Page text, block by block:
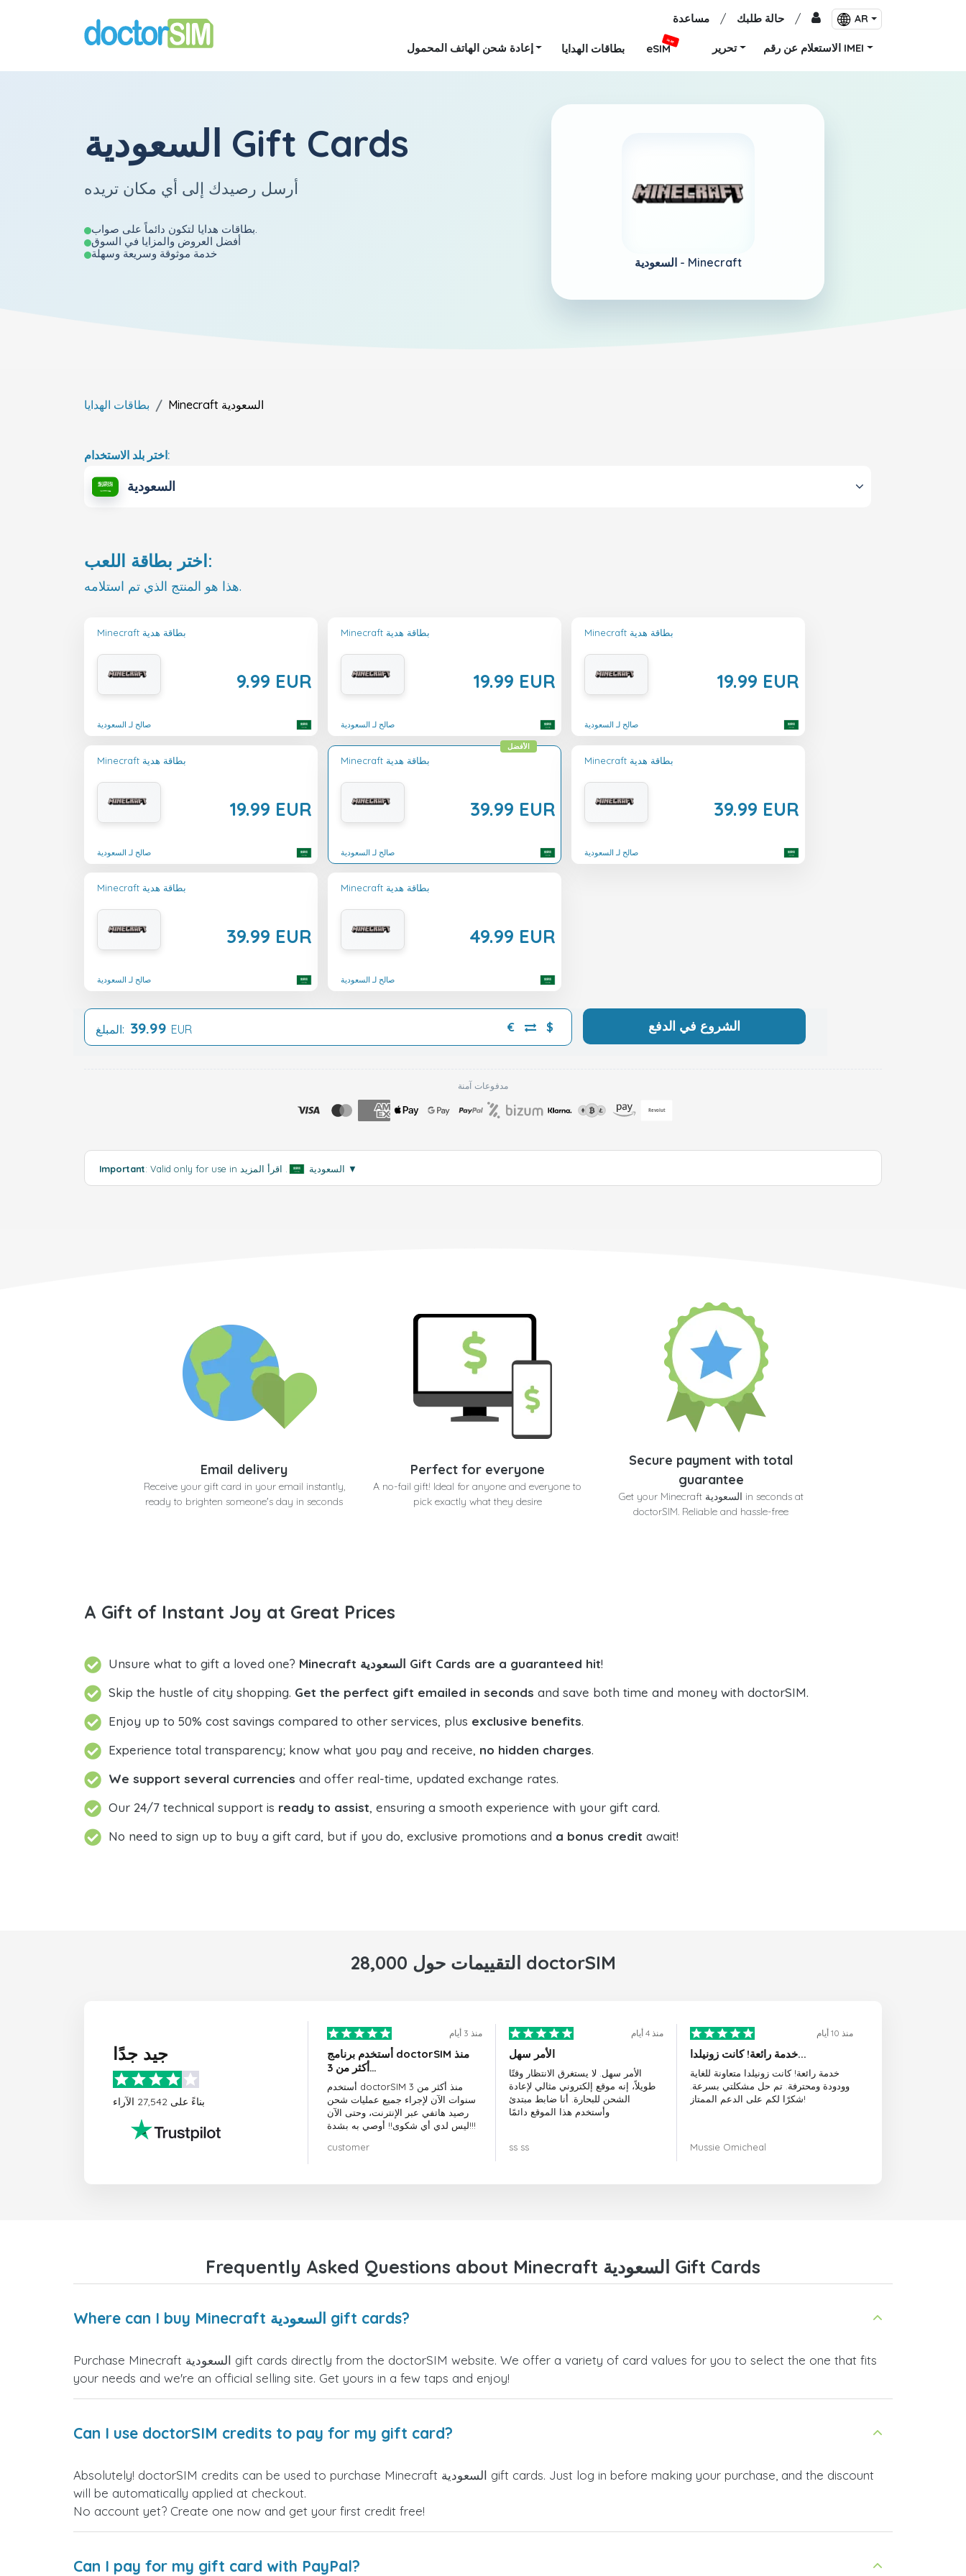
مساعدة / حالة طلبك / AR
إعادة شحن الهاتف المحمول بطاقات الهدايا eSIM
جديد
تحرير الاستعلام عن رقم IMEI
السعودية Gift Cards
أرسل رصيدك إلى أي مكان تريده
بطاقات هدايا لتكون دائماً على صواب.
أفضل العروض والمزايا في السوق
خدمة موثوقة وسريعة وسهلة
السعودية - Minecraft
بطاقات الهدايا Minecraft السعودية
اختر بلد الاستخدام:
السعودية
اختر بطاقة اللعب:
هذا هو المنتج الذي تم استلامه.
Minecraft بطاقة هدية
9.99 EUR
صالح لـ السعودية
Minecraft بطاقة هدية
19.99 EUR
صالح لـ السعودية
Minecraft بطاقة هدية
19.99 EUR
صالح لـ السعودية
Minecraft بطاقة هدية
19.99 EUR
صالح لـ السعودية
Minecraft بطاقة هدية
39.99 EUR
الأفضل
صالح لـ السعودية
Minecraft بطاقة هدية
39.99 EUR
صالح لـ السعودية
Minecraft بطاقة هدية
39.99 EUR
صالح لـ السعودية
Minecraft بطاقة هدية
49.99 EUR
صالح لـ السعودية
المبلغ: 39.99 EUR € $ الشروع في الدفع
مدفوعات آمنة
Important : Valid only for use in السعودية ▼
Email delivery
Receive your gift card in your email instantly,
ready to brighten someone's day in seconds
Perfect for everyone
A no-fail gift! Ideal for anyone and everyone to
pick exactly what they desire
Secure payment with total
guarantee
Get your Minecraft السعودية in seconds at
doctorSIM. Reliable and hassle-free
A Gift of Instant Joy at Great Prices
Unsure what to gift a loved one? Minecraft السعودية Gift Cards are a guaranteed hit!
Skip the hustle of city shopping. Get the perfect gift emailed in seconds and save both time and money with doctorSIM.
Enjoy up to 50% cost savings compared to other services, plus exclusive benefits.
Experience total transparency; know what you pay and receive, no hidden charges.
We support several currencies and offer real-time, updated exchange rates.
Our 24/7 technical support is ready to assist, ensuring a smooth experience with your gift card.
No need to sign up to buy a gift card, but if you do, exclusive promotions and a bonus credit await!
28,000 التقييمات حول doctorSIM
جيد جدًا
بناءً على 27,542 الآراء
منذ 3 أيام
أستخدم برنامج doctorSIM منذ
أكثر من 3…
أستخدم doctorSIM منذ أكثر من 3
سنوات الآن لإجراء جميع عمليات شحن
رصيد هاتفي عبر الإنترنت، وحتى الآن
ليس لدي أي شكوى!! أوصي به بشدة!!!
customer
منذ 4 أيام
الأمر سهل
الأمر سهل. لا يستغرق الانتظار وقتًا
طويلاً، إنه موقع إلكتروني مثالي لإعادة
الشحن للبحارة. أنا ضابط مبتدئ
وأستخدم هذا الموقع دائمًا
ss ss
منذ 10 أيام
خدمة رائعة! كانت زونيلدا...
خدمة رائعة! كانت زونيلدا متعاونة للغاية
وودودة ومحترفة. تم حل مشكلتي بسرعة.
شكرًا لكم على الدعم الممتاز!
Mussie Omicheal
Frequently Asked Questions about Minecraft السعودية Gift Cards
Where can I buy Minecraft السعودية gift cards?
Purchase Minecraft السعودية gift cards directly from the doctorSIM website. We offer a variety of card values for you to select the one that fits
your needs and we're an official selling site. Get yours in a few taps and enjoy!
Can I use doctorSIM credits to pay for my gift card?
Absolutely! doctorSIM credits can be used to purchase Minecraft السعودية gift cards. Just log in before making your purchase, and the discount
will be automatically applied at checkout.
No account yet? Create one now and get your first credit free!
Can I pay for my gift card with PayPal?